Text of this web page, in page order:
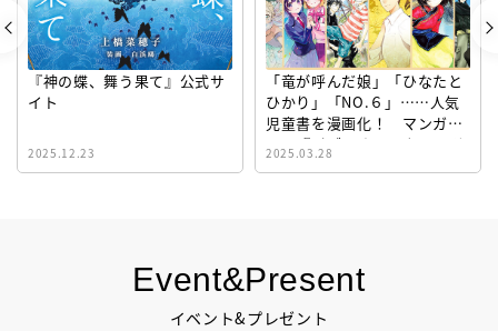
Event&Present
イベント&プレゼント
『神の蝶、舞う果て』公式サ
イト
2025.12.23
「竜が呼んだ娘」「ひなたと
ひかり」「NO.６」……人気
児童書を漫画化！ マンガサ
イト『ビブリオシリウス』誕
生！
2025.03.28